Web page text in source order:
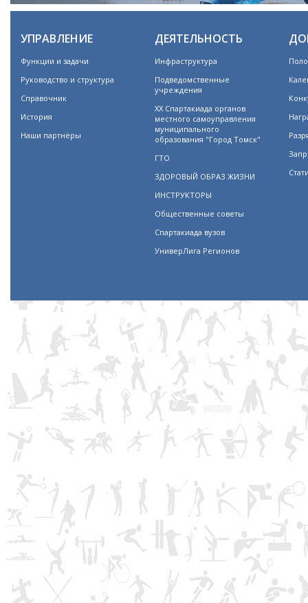
УПРАВЛЕНИЕ
Функции и задачи
Руководство и структура
Справочник
История
Наши партнёры
ДЕЯТЕЛЬНОСТЬ
Инфраструктура
Подведомственные
учреждения
XX Спартакиада органов
местного самоуправления
муниципального
образования "Город Томск"
ГТО
ЗДОРОВЫЙ ОБРАЗ ЖИЗНИ
ИНСТРУКТОРЫ
Общественные советы
Спартакиада вузов
УниверЛига Регионов